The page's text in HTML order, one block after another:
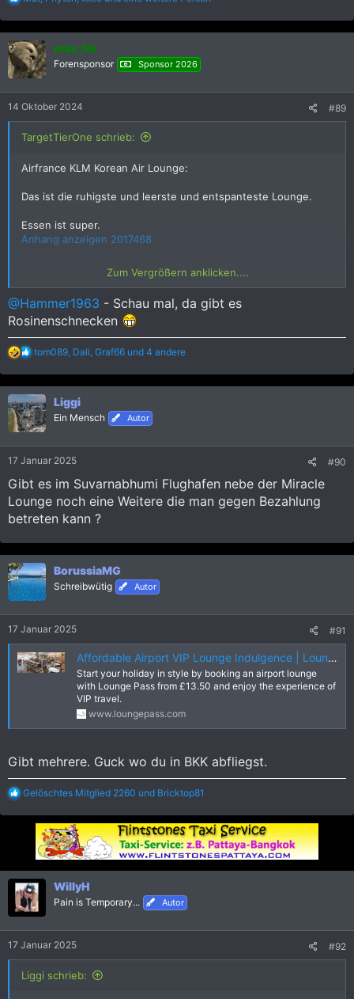
a
k
t
i
o
n
:
max_hh
Forensponsor Sponsor 2026
14 Oktober 2024 #89
TargetTierOne schrieb:
Airfrance KLM Korean Air Lounge:
Das ist die ruhigste und leerste und entspanteste Lounge.
Essen ist super.
Anhang anzeigen 2017468
Anhang anzeigen 2017469
Anhang anzeigen 2017470
Anhang anzeigen 2017471
Der Käse ist auch top
Eis kommt ist mal gut mal nicht gut.
Während das Langnese Eis immer gleich schmeckt.
Anhang anzeigen 2017479
Schmeckt besser als die 170 THB Bolo im Treetown oder das
210 THB Bolo im Central.
Anhang anzeigen 2017493
Es sind weniger Leute. Und von den Leuten her sind es keine
Inder in der TK/Coral die nerven.
Wenn ihr keinen Klo in der Duschkabine für das große
Geschäft benötigt, könnt ihr in der Airfrance auch Duschen.
.
Zum Vergrößern anklicken....
@Hammer1963 - Schau mal, da gibt es
Rosinenschnecken
R
a
k
t
i
o
n
tom089, Dali, Graf66 und 4 andere
Liggi
Ein Mensch Autor
17 Januar 2025 #90
Gibt es im Suvarnabhumi Flughafen nebe der Miracle
Lounge noch eine Weitere die man gegen Bezahlung
betreten kann ?
BorussiaMG
Schreibwütig Autor
17 Januar 2025 #91
Affordable Airport VIP Lounge Indulgence | Lounge Pass.
Start your holiday in style by booking an airport lounge
with Lounge Pass from £13.50 and enjoy the experience of
VIP travel.
www.loungepass.com
Gibt mehrere. Guck wo du in BKK abfliegst.
R
a
o
n
e
n
:
Gelöschtes Mitglied 2260 und Bricktop81
WillyH
Pain is Temporary... Autor
17 Januar 2025 #92
Liggi schrieb: